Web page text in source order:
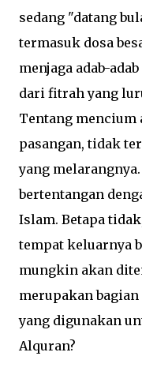
sedang "datang
termasuk dosa
menjaga adab-
dari fitrah yang
Tentang mencium
pasangan, tidak
yang
bertentangan
Islam. Betapa
tempat keluarnya
mungkin akan
merupakan bagian
yang digunakan
Alquran?